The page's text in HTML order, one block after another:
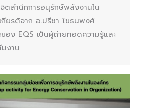
ตสำนึกการอนุรักษ์พลังงานใน
กียรติจาก อ.ปรีชา โขธนพงศ์
อง EQS เป็นผู้ถ่ายทอดความรู้และ
งาน